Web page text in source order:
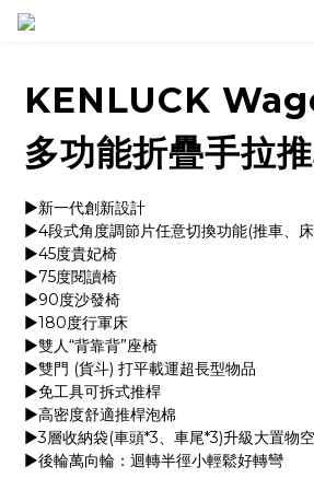
KENLUCK
多功能折疊手拉
▶️新一代創新設計
▶️4段式角度調節片任意切換功能(推車、
▶️45度貴妃椅
▶️75度閱讀椅
▶️90度沙發椅
▶️180度行軍床
▶️雙人“背靠背”座椅
▶️雙門 (貨斗) 打平載運超長型物品
▶️免工具可拆式推桿
▶️高密度舒適推桿泡棉
▶️3層收納袋(車頭*3、車尾*3)升級大置物
▶️後輪萬向輪：迴轉半徑小輕鬆好轉彎